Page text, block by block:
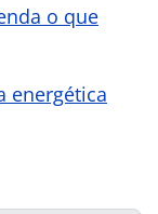
o que
energética